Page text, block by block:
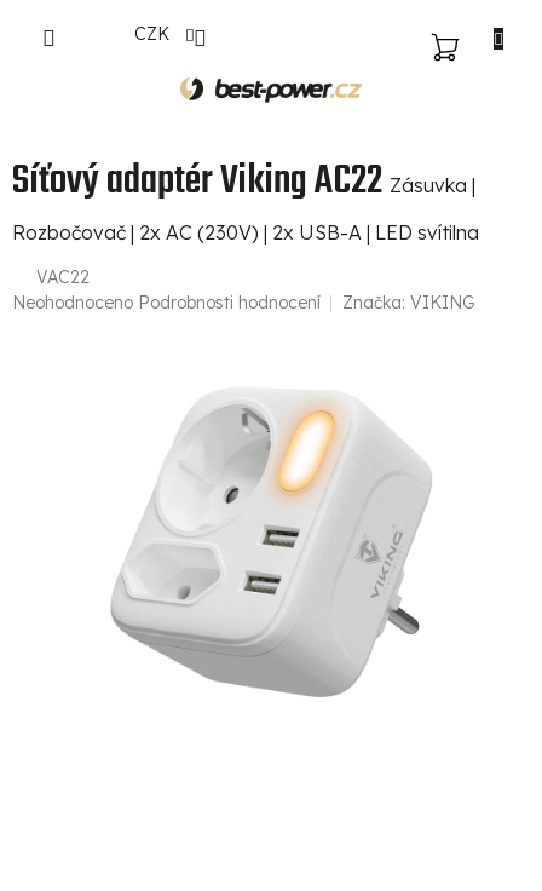
CZK
NÁKUPNÍ
Síťový adaptér Viking AC22 Zásuvka |
Rozbočovač | 2x AC (230V) | 2x USB-A | LED svítilna
VAC22
Průměrné
Neohodnoceno Podrobnosti hodnocení Značka: VIKING